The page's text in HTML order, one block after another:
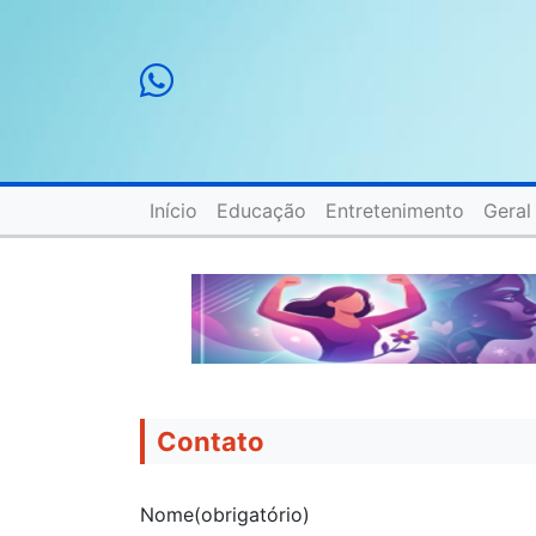
Início Educação Entretenimento Geral
Contato
Nome(obrigatório)